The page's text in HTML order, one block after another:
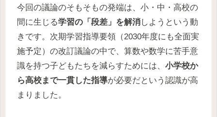
今回の議論のそもそもの発端は、小・中・高校の
間に生じる学習の「段差」を解消しようという動
きです。次期学習指導要領（2030年度にも全面実
施予定）の改訂議論の中で、算数や数学に苦手意
識を持つ子どもたちを減らすためには、 小学校か
ら高校まで一貫した指導が必要だという認識が高
まりました。